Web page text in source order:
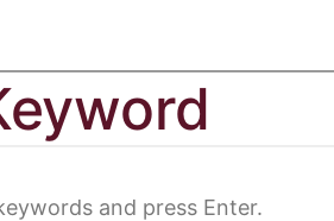
and press Enter.